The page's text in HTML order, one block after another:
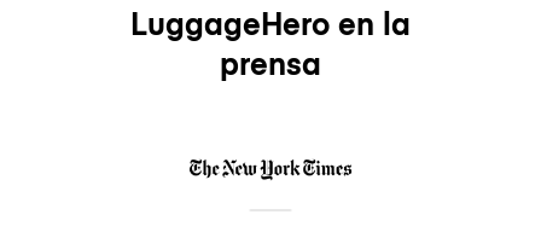
LuggageHero en la
prensa